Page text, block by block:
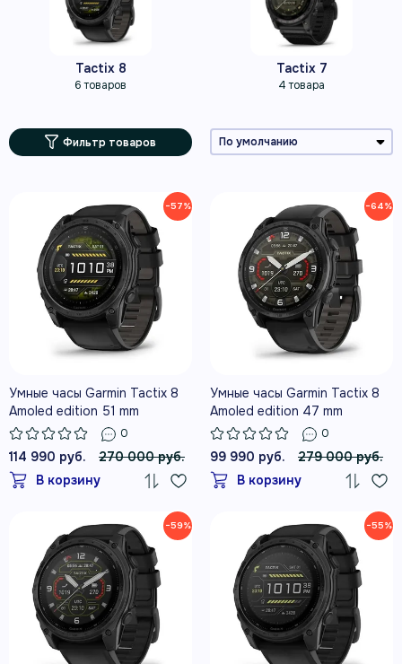
Tactix 8
6 товаров
Tactix 7
4 товара
Фильтр товаров
−57%
Умные часы Garmin Tactix 8
Amoled edition 51 mm
0
114 990 руб.
270 000 руб.
В корзину
−64%
Умные часы Garmin Tactix 8
Amoled edition 47 mm
0
99 990 руб.
279 000 руб.
В корзину
−59% −55%